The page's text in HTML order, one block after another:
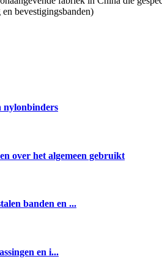
bevestigingsbanden)
nylonbinders
over het algemeen gebruikt
banden en ...
en i...